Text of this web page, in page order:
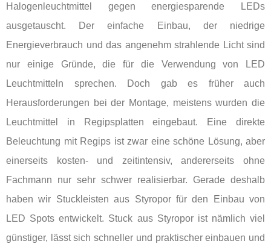
Halogenleuchtmittel gegen energiesparende LEDs
ausgetauscht. Der einfache Einbau, der niedrige
Energieverbrauch und das angenehm strahlende Licht sind
nur einige Gründe, die für die Verwendung von LED
Leuchtmitteln sprechen. Doch gab es früher auch
Herausforderungen bei der Montage, meistens wurden die
Leuchtmittel in Regipsplatten eingebaut. Eine direkte
Beleuchtung mit Regips ist zwar eine schöne Lösung, aber
einerseits kosten- und zeitintensiv, andererseits ohne
Fachmann nur sehr schwer realisierbar. Gerade deshalb
haben wir Stuckleisten aus Styropor für den Einbau von
LED Spots entwickelt. Stuck aus Styropor ist nämlich viel
günstiger, lässt sich schneller und praktischer einbauen und